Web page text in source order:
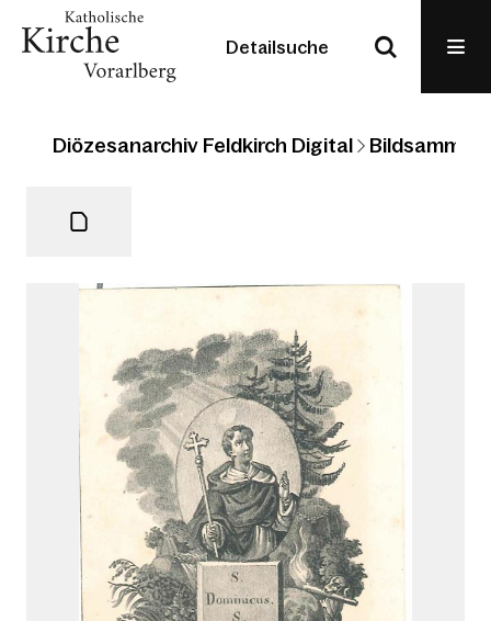
Detailsuche
Diözesanarchiv Feldkirch Digital